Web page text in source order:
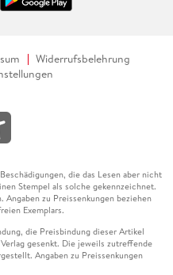
Widerrufsbelehrung
die das Lesen aber nicht
Stempel als solche gekennzeichnet.
zu Preissenkungen beziehen
Exemplars.
die Preisbindung dieser Artikel
gesenkt. Die jeweils zutreffende
Angaben zu Preissenkungen